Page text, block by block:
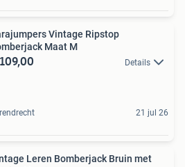
Vintage Ripstop
Maat M
Details
21 jul 26
Leren Bomberjack Bruin met